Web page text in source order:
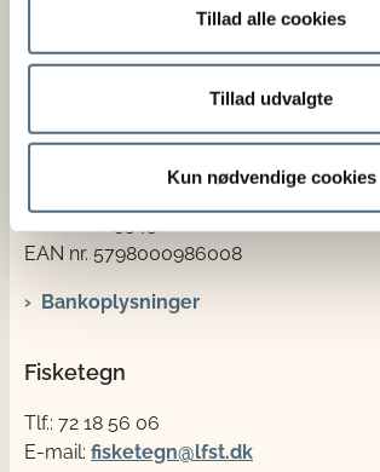
Tillad alle cookies
Tillad udvalgte
Kun nødvendige cookies
Tlf.: 72 18 56 00
email@fvst.dk
Åbningstider:
mandag - fredag 08.30-14.00
EAN nr. 5798000986008
Bankoplysninger
Fisketegn
Tlf.: 72 18 56 06
E-mail: fisketegn@lfst.dk